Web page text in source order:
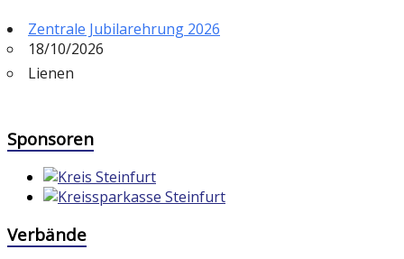
Zentrale Jubilarehrung 2026
18/10/2026
Lienen
Sponsoren
Verbände